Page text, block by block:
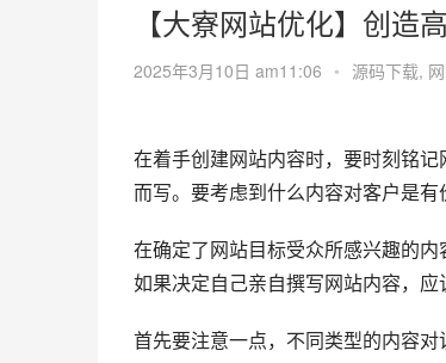
【大寮网站优化】创造
2025年3月10日 am11:06 • 源码下载,
在着手创建网站内容时，要时刻铭
而写。要考虑到什么内容对客户是有
在确定了网站目标受众所感兴趣的
如果决定自己亲自撰写网站内容，应
首先要注意一点，不同类型的内容